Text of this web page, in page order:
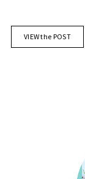
VIEW the POST